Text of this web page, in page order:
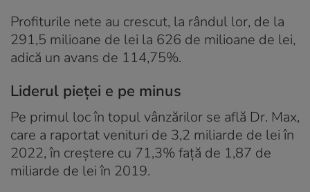
Profiturile nete au crescut, la rândul lor, de la
291,5 milioane de lei la 626 de milioane de lei,
adică un avans de 114,75%.
Liderul pieței e pe minus
Pe primul loc în topul vânzărilor se află Dr. Max,
care a raportat venituri de 3,2 miliarde de lei în
2022, în creștere cu 71,3% față de 1,87 de
miliarde de lei în 2019.